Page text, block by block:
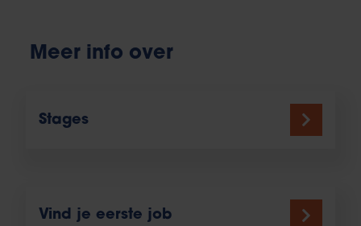
Meer info over
Stages
Vind je eerste job